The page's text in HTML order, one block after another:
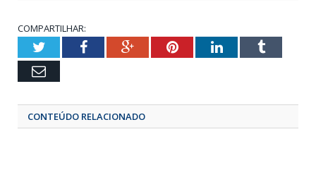
COMPARTILHAR:
TwitterFacebookGoogle+Pinterest
LinkedIn
Email
CONTEÚDO RELACIONADO